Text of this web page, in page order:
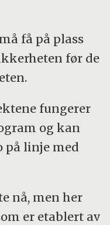
få på plass
før de
fungerer
og kan
på linje med
nå, men her
er etablert av